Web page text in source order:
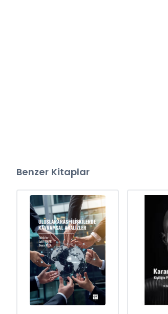
Benzer Kitaplar